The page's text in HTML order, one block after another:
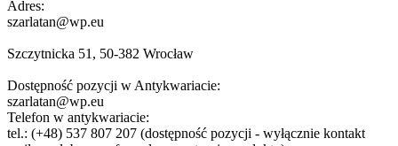
Adres:
szarlatan@wp.eu
Szczytnicka 51, 50-382 Wrocław
Dostępność pozycji w Antykwariacie:
szarlatan@wp.eu
Telefon w antykwariacie:
tel.: (+48) 537 807 207 (dostępność pozycji - wyłącznie kontakt